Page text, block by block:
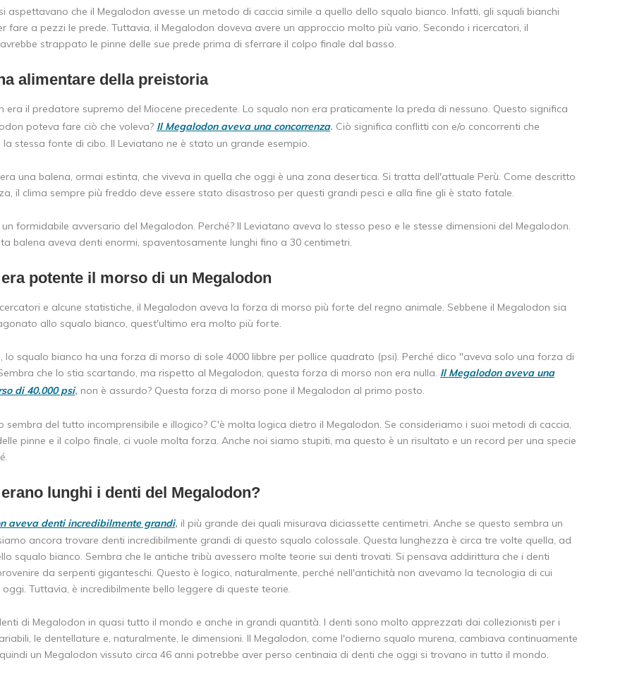
aspettavano che il Megalodon avesse un metodo di caccia simile a quello dello squalo bianco. Infatti, gli squali bianchi
fare a pezzi le prede. Tuttavia, il Megalodon doveva avere un approccio molto più vario. Secondo i ricercatori, il
strappato le pinne delle sue prede prima di sferrare il colpo finale dal basso.
alimentare della preistoria
era il predatore supremo del Miocene precedente. Lo squalo non era praticamente la preda di nessuno. Questo significa
poteva fare ciò che voleva? Il Megalodon aveva una concorrenza. Ciò significa conflitti con e/o concorrenti che
stessa fonte di cibo. Il Leviatano ne è stato un grande esempio.
una balena, ormai estinta, che viveva in quella che oggi è una zona desertica. Si tratta dell'attuale Perù. Come descritto
il clima sempre più freddo deve essere stato disastroso per questi grandi pesci e alla fine gli è stato fatale.
un formidabile avversario del Megalodon. Perché? Il Leviatano aveva lo stesso peso e le stesse dimensioni del Megalodon.
balena aveva denti enormi, spaventosamente lunghi fino a 30 centimetri.
potente il morso di un Megalodon
e alcune statistiche, il Megalodon aveva la forza di morso più forte del regno animale. Sebbene il Megalodon sia
allo squalo bianco, quest'ultimo era molto più forte.
lo squalo bianco ha una forza di morso di sole 4000 libbre per pollice quadrato (psi). Perché dico "aveva solo una forza di
che lo stia scartando, ma rispetto al Megalodon, questa forza di morso non era nulla. Il Megalodon aveva una
di 40.000 psi, non è assurdo? Questa forza di morso pone il Megalodon al primo posto.
sembra del tutto incomprensibile e illogico? C'è molta logica dietro il Megalodon. Se consideriamo i suoi metodi di caccia,
pinne e il colpo finale, ci vuole molta forza. Anche noi siamo stupiti, ma questo è un risultato e un record per una specie
lunghi i denti del Megalodon?
aveva denti incredibilmente grandi, il più grande dei quali misurava diciassette centimetri. Anche se questo sembra un
ancora trovare denti incredibilmente grandi di questo squalo colossale. Questa lunghezza è circa tre volte quella, ad
squalo bianco. Sembra che le antiche tribù avessero molte teorie sui denti trovati. Si pensava addirittura che i denti
da serpenti giganteschi. Questo è logico, naturalmente, perché nell'antichità non avevamo la tecnologia di cui
Tuttavia, è incredibilmente bello leggere di queste teorie.
di Megalodon in quasi tutto il mondo e anche in grandi quantità. I denti sono molto apprezzati dai collezionisti per i
le dentellature e, naturalmente, le dimensioni. Il Megalodon, come l'odierno squalo murena, cambiava continuamente
un Megalodon vissuto circa 46 anni potrebbe aver perso centinaia di denti che oggi si trovano in tutto il mondo.